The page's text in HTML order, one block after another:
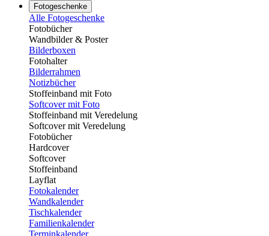
Fotogeschenke
Alle Fotogeschenke
Fotobücher
Wandbilder & Poster
Bilderboxen
Fotohalter
Bilderrahmen
Notizbücher
Stoffeinband mit Foto
Softcover mit Foto
Stoffeinband mit Veredelung
Softcover mit Veredelung
Fotobücher
Hardcover
Softcover
Stoffeinband
Layflat
Fotokalender
Wandkalender
Tischkalender
Familienkalender
Terminkalender